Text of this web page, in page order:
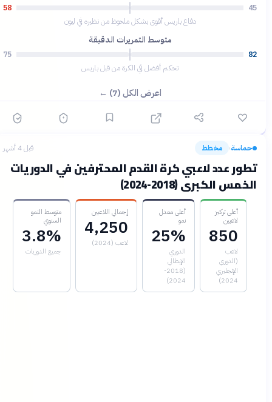
45
58
دفاع باريس أقوى بشكل ملحوظ من نظيره في ليون
متوسط التمريرات الدقيقة
82
75
تحكم أفضل في الكرة من قبل باريس
اعرض الكل (7) ←
حماسة› مخطط قبل 4 أشهر
تطور عدد لاعبي كرة القدم المحترفين في الدوريات
الخمس الكبرى (2018-2024)
أعلى تركيز
لاعبين
850
لاعب
(الدوري
الإنجليزي
2024)
أعلى معدل
نمو
25%
الدوري
الإيطالي
(2018-
2024)
إجمالي اللاعبين
4,250
لاعب (2024)
متوسط النمو
السنوي
3.8%
جميع الدوريات